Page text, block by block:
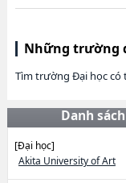
Những trường
Tìm trường Đại học có
Danh
[Đại học]
Akita University of Art